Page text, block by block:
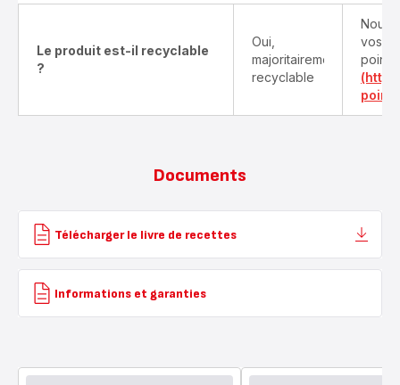
Le produit est-il recyclable
?
Oui,
majoritairement
recyclable
Nous
vos
Documents
Télécharger le livre de recettes
Informations et garanties